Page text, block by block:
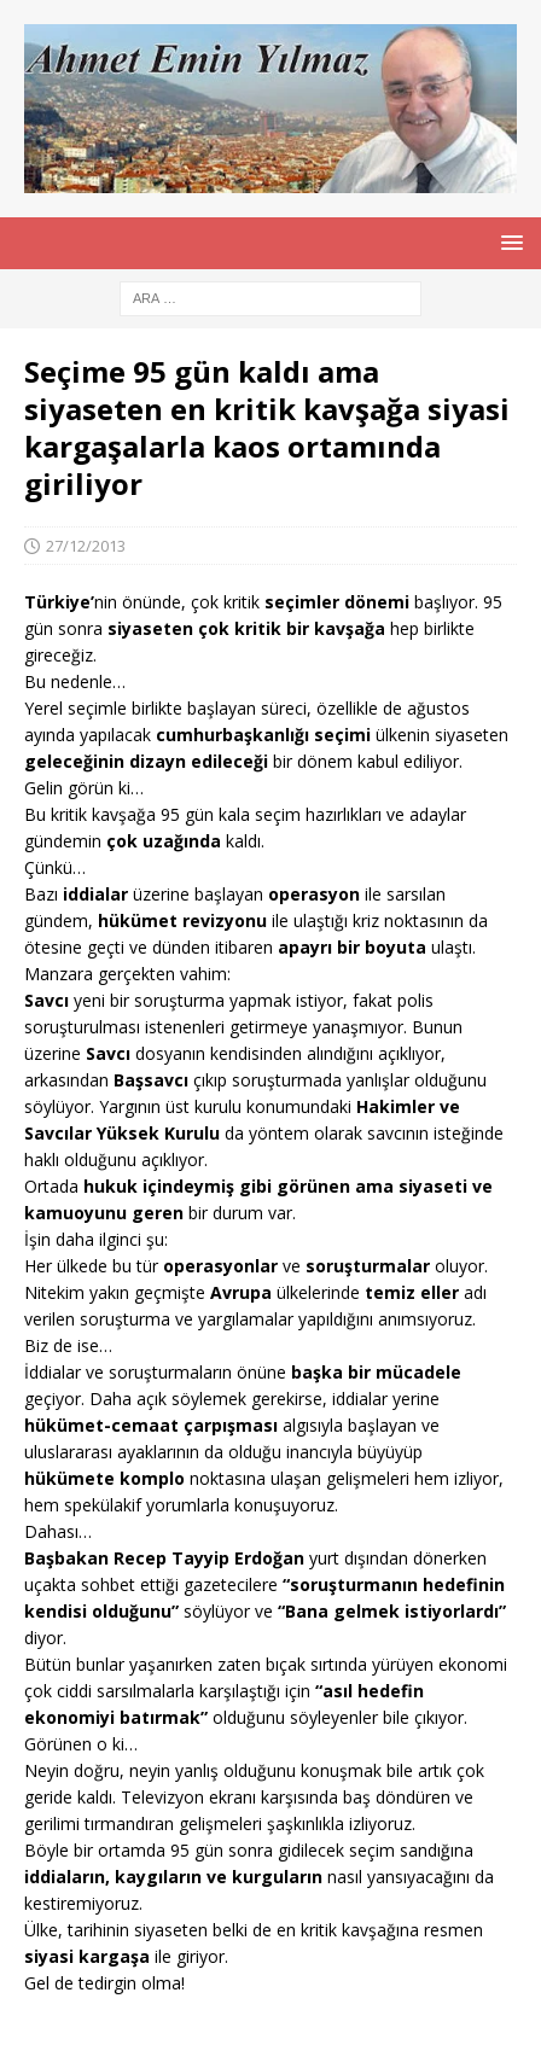
Seçime 95 gün kaldı ama
siyaseten en kritik kavşağa siyasi
kargaşalarla kaos ortamında
giriliyor
27/12/2013
Türkiye’nin önünde, çok kritik seçimler dönemi başlıyor. 95
gün sonra siyaseten çok kritik bir kavşağa hep birlikte
gireceğiz.
Bu nedenle…
Yerel seçimle birlikte başlayan süreci, özellikle de ağustos
ayında yapılacak cumhurbaşkanlığı seçimi ülkenin siyaseten
geleceğinin dizayn edileceği bir dönem kabul ediliyor.
Gelin görün ki…
Bu kritik kavşağa 95 gün kala seçim hazırlıkları ve adaylar
gündemin çok uzağında kaldı.
Çünkü…
Bazı iddialar üzerine başlayan operasyon ile sarsılan
gündem, hükümet revizyonu ile ulaştığı kriz noktasının da
ötesine geçti ve dünden itibaren apayrı bir boyuta ulaştı.
Manzara gerçekten vahim:
Savcı yeni bir soruşturma yapmak istiyor, fakat polis
soruşturulması istenenleri getirmeye yanaşmıyor. Bunun
üzerine Savcı dosyanın kendisinden alındığını açıklıyor,
arkasından Başsavcı çıkıp soruşturmada yanlışlar olduğunu
söylüyor. Yargının üst kurulu konumundaki Hakimler ve
Savcılar Yüksek Kurulu da yöntem olarak savcının isteğinde
haklı olduğunu açıklıyor.
Ortada hukuk içindeymiş gibi görünen ama siyaseti ve
kamuoyunu geren bir durum var.
İşin daha ilginci şu:
Her ülkede bu tür operasyonlar ve soruşturmalar oluyor.
Nitekim yakın geçmişte Avrupa ülkelerinde temiz eller adı
verilen soruşturma ve yargılamalar yapıldığını anımsıyoruz.
Biz de ise…
İddialar ve soruşturmaların önüne başka bir mücadele
geçiyor. Daha açık söylemek gerekirse, iddialar yerine
hükümet-cemaat çarpışması algısıyla başlayan ve
uluslararası ayaklarının da olduğu inancıyla büyüyüp
hükümete komplo noktasına ulaşan gelişmeleri hem izliyor,
hem spekülakif yorumlarla konuşuyoruz.
Dahası…
Başbakan Recep Tayyip Erdoğan yurt dışından dönerken
uçakta sohbet ettiği gazetecilere “soruşturmanın hedefinin
kendisi olduğunu” söylüyor ve “Bana gelmek istiyorlardı”
diyor.
Bütün bunlar yaşanırken zaten bıçak sırtında yürüyen ekonomi
çok ciddi sarsılmalarla karşılaştığı için “asıl hedefin
ekonomiyi batırmak” olduğunu söyleyenler bile çıkıyor.
Görünen o ki…
Neyin doğru, neyin yanlış olduğunu konuşmak bile artık çok
geride kaldı. Televizyon ekranı karşısında baş döndüren ve
gerilimi tırmandıran gelişmeleri şaşkınlıkla izliyoruz.
Böyle bir ortamda 95 gün sonra gidilecek seçim sandığına
iddiaların, kaygıların ve kurguların nasıl yansıyacağını da
kestiremiyoruz.
Ülke, tarihinin siyaseten belki de en kritik kavşağına resmen
siyasi kargaşa ile giriyor.
Gel de tedirgin olma!